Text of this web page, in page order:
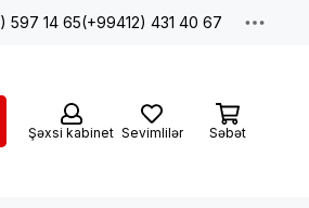
597 14 65(+99412) 431 40 67
Şəxsi kabinet Sevimlilər Səbət